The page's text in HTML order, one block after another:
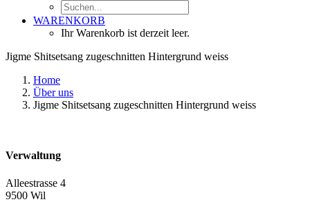
WARENKORB
Ihr Warenkorb ist derzeit leer.
Jigme Shitsetsang zugeschnitten Hintergrund weiss
Home
Über uns
Jigme Shitsetsang zugeschnitten Hintergrund weiss
Verwaltung
Alleestrasse 4
9500 Wil